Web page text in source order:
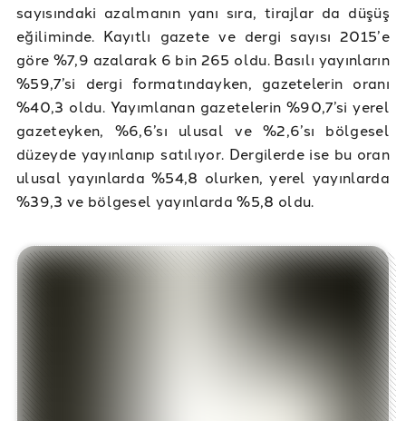
sayısındaki azalmanın yanı sıra, tirajlar da düşüş
eğiliminde. Kayıtlı gazete ve dergi sayısı 2015’e
göre %7,9 azalarak 6 bin 265 oldu. Basılı yayınların
%59,7’si dergi formatındayken, gazetelerin oranı
%40,3 oldu. Yayımlanan gazetelerin %90,7’si yerel
gazeteyken, %6,6’sı ulusal ve %2,6’sı bölgesel
düzeyde yayınlanıp satılıyor. Dergilerde ise bu oran
ulusal yayınlarda %54,8 olurken, yerel yayınlarda
%39,3 ve bölgesel yayınlarda %5,8 oldu.